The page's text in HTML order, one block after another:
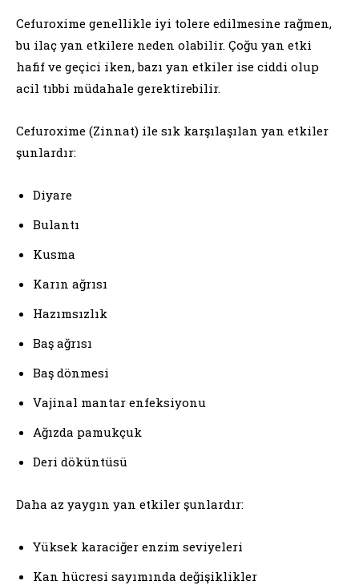
Cefuroxime genellikle iyi tolere edilmesine rağmen,
bu ilaç yan etkilere neden olabilir. Çoğu yan etki
hafif ve geçici iken, bazı yan etkiler ise ciddi olup
acil tıbbi müdahale gerektirebilir.
Cefuroxime (Zinnat) ile sık karşılaşılan yan etkiler
şunlardır:
Diyare
Bulantı
Kusma
Karın ağrısı
Hazımsızlık
Baş ağrısı
Baş dönmesi
Vajinal mantar enfeksiyonu
Ağızda pamukçuk
Deri döküntüsü
Daha az yaygın yan etkiler şunlardır:
Yüksek karaciğer enzim seviyeleri
Kan hücresi sayımında değişiklikler